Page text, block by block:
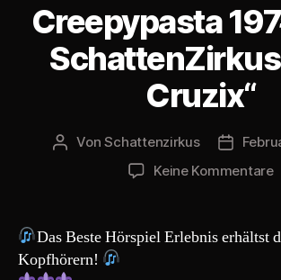
Creepypasta
Cruzix“
Beitragsautor
VonSchattenzirkus
Keine Kommentarezu
Das Beste Hörspiel Erlebnis erhältst
Kopfhörern!